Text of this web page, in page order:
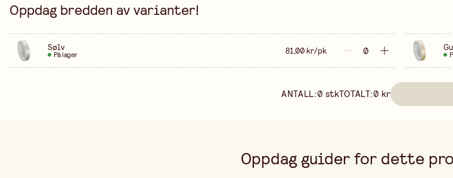
Oppdag bredden av varianter!
Sølv
På lager 81,00 kr/pk
ANTALL:0 stkTOTALT:0 kr
Oppdag guider for dette